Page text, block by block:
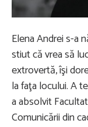
Elena Andrei s-a
stiut că vrea să
extrovertă, îşi
la faţa locului. A
a absolvit
Comunicării din